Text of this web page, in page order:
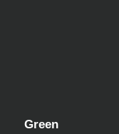
Green